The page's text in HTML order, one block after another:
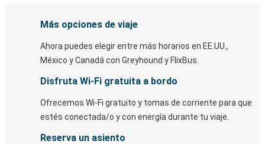
Más opciones de viaje
Ahora puedes elegir entre más horarios en EE.UU.,
México y Canadá con Greyhound y FlixBus.
Disfruta Wi-Fi gratuita a bordo
Ofrecemos Wi-Fi gratuito y tomas de corriente para que
estés conectada/o y con energía durante tu viaje.
Reserva un asiento